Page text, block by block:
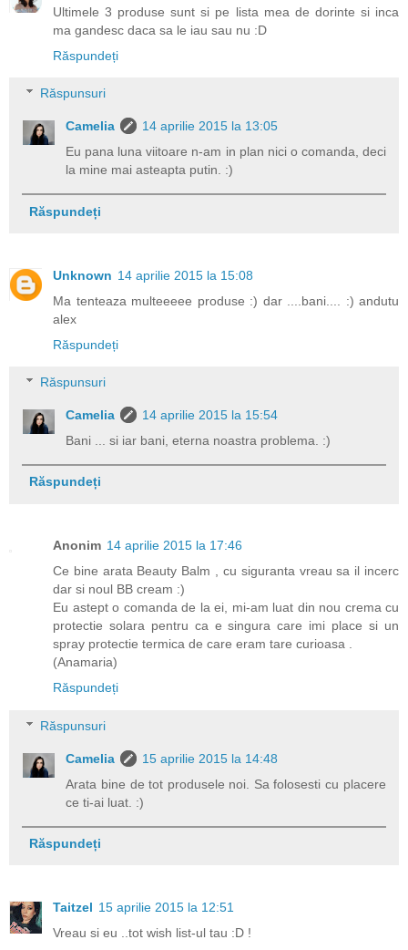
Ultimele 3 produse sunt si pe lista mea de dorinte si inca
ma gandesc daca sa le iau sau nu :D
Răspundeți
Răspunsuri
Camelia
14 aprilie 2015 la 13:05
Eu pana luna viitoare n-am in plan nici o comanda, deci
la mine mai asteapta putin. :)
Răspundeți
Unknown 14 aprilie 2015 la 15:08
Ma tenteaza multeeeee produse :) dar ....bani.... :) andutu
alex
Răspundeți
Răspunsuri
Camelia
14 aprilie 2015 la 15:54
Bani ... si iar bani, eterna noastra problema. :)
Răspundeți
Anonim 14 aprilie 2015 la 17:46
Ce bine arata Beauty Balm , cu siguranta vreau sa il incerc
dar si noul BB cream :)
Eu astept o comanda de la ei, mi-am luat din nou crema cu
protectie solara pentru ca e singura care imi place si un
spray protectie termica de care eram tare curioasa .
(Anamaria)
Răspundeți
Răspunsuri
Camelia
15 aprilie 2015 la 14:48
Arata bine de tot produsele noi. Sa folosesti cu placere
ce ti-ai luat. :)
Răspundeți
Taitzel 15 aprilie 2015 la 12:51
Vreau si eu ..tot wish list-ul tau :D !